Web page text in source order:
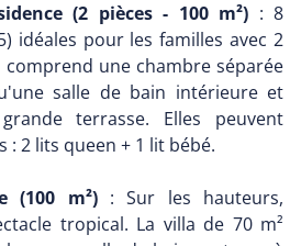
(2 pièces - 100 m²) : 8
idéales pour les familles avec 2
comprend une chambre séparée
salle de bain intérieure et
terrasse. Elles peuvent
: 2 lits queen + 1 lit bébé.
(100 m²): Sur les hauteurs,
tropical. La villa de 70 m²